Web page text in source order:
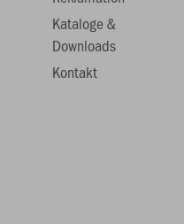
Kataloge &
Downloads
Kontakt